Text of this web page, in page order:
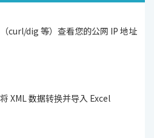
curl/dig 等）查看您的公网 IP 地址
XML 数据转换并导入 Excel